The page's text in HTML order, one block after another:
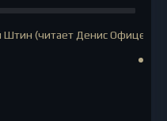
Штин (читает Денис